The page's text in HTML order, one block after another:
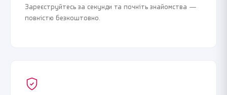
Зареєструйтесь за секунди та почніть знайомства —
повністю безкоштовно.